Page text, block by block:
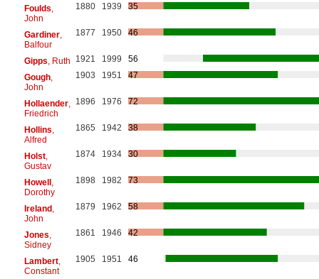
Foulds
John
1880 1939 35
Gardiner,
Balfour
1877 1950 46
Gipps , Ruth 1921 1999
56
Gough,
John
1903 1951 47
Hollaender,
Friedrich
1896 1976 72
Hollins
Alfred
1865 1942 38
Holst,
Gustav
1874 1934 30
Howell,
Dorothy
1898 1982 73
Ireland,
John
1879 1962 58
Jones
Sidney
1861 1946 42
Lambert,
Constant
1905 1951 46